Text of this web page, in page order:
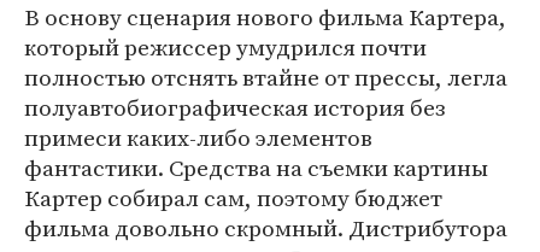
В основу сценария нового фильма Картера,
который режиссер умудрился почти
полностью отснять втайне от прессы, легла
полуавтобиографическая история без
примеси каких-либо элементов
фантастики. Средства на съемки картины
Картер собирал сам, поэтому бюджет
фильма довольно скромный. Дистрибутора